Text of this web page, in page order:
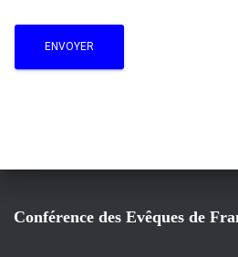
Conférence des Evêques de